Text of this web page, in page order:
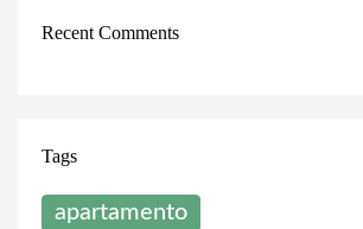
Recent Comments
Tags
apartamento